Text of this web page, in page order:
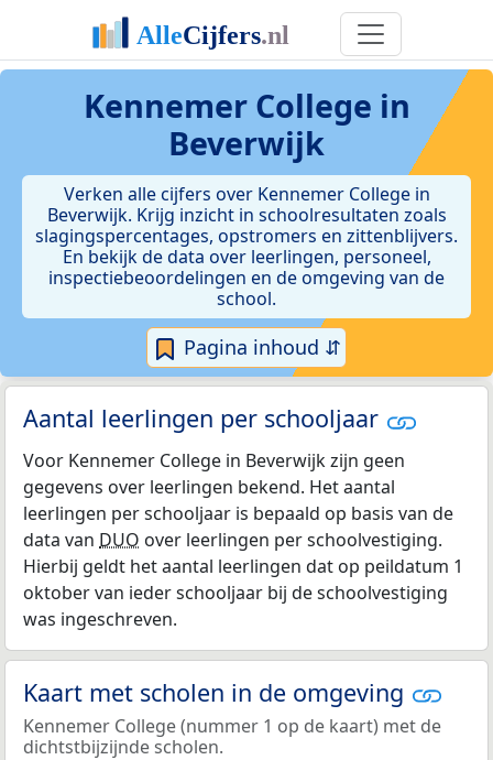
Kennemer College in
Beverwijk
Verken alle cijfers over Kennemer College in
Beverwijk. Krijg inzicht in schoolresultaten zoals
slagingspercentages, opstromers en zittenblijvers.
En bekijk de data over leerlingen, personeel,
inspectiebeoordelingen en de omgeving van de
school.
Pagina inhoud ⇵
Aantal leerlingen per schooljaar
Voor Kennemer College in Beverwijk zijn geen
gegevens over leerlingen bekend. Het aantal
leerlingen per schooljaar is bepaald op basis van de
data van DUO over leerlingen per schoolvestiging.
Hierbij geldt het aantal leerlingen dat op peildatum 1
oktober van ieder schooljaar bij de schoolvestiging
was ingeschreven.
Kaart met scholen in de omgeving
Kennemer College (nummer 1 op de kaart) met de
dichtstbijzijnde scholen.